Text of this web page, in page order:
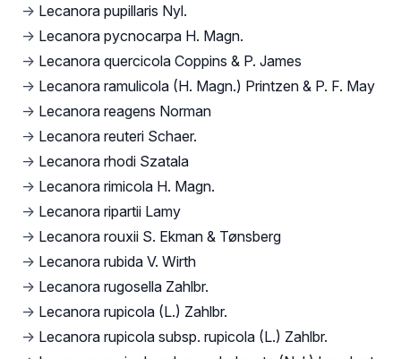
→ Lecanora pupillaris Nyl.
→ Lecanora pycnocarpa H. Magn.
→ Lecanora quercicola Coppins & P. James
→ Lecanora ramulicola (H. Magn.) Printzen & P. F. May
→ Lecanora reagens Norman
→ Lecanora reuteri Schaer.
→ Lecanora rhodi Szatala
→ Lecanora rimicola H. Magn.
→ Lecanora ripartii Lamy
→ Lecanora rouxii S. Ekman & Tønsberg
→ Lecanora rubida V. Wirth
→ Lecanora rugosella Zahlbr.
→ Lecanora rupicola (L.) Zahlbr.
→ Lecanora rupicola subsp. rupicola (L.) Zahlbr.